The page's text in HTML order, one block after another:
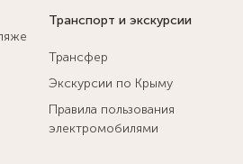
Транспорт и экскурсии
Трансфер
Экскурсии по Крыму
Правила пользования
электромобилями